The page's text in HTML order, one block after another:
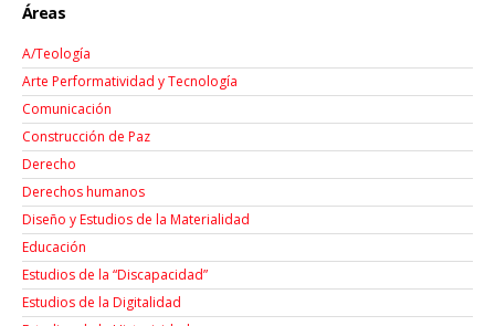
Áreas
A/Teología
Arte Performatividad y Tecnología
Comunicación
Construcción de Paz
Derecho
Derechos humanos
Diseño y Estudios de la Materialidad
Educación
Estudios de la “Discapacidad”
Estudios de la Digitalidad